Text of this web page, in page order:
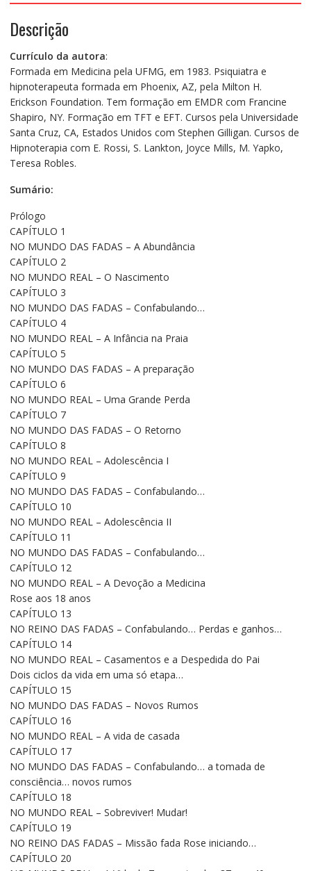
Rose
quantidade
Descrição
Currículo da autora:
Formada em Medicina pela UFMG, em 1983. Psiquiatra e
hipnoterapeuta formada em Phoenix, AZ, pela Milton H.
Erickson Foundation. Tem formação em EMDR com Francine
Shapiro, NY. Formação em TFT e EFT. Cursos pela Universidade
Santa Cruz, CA, Estados Unidos com Stephen Gilligan. Cursos de
Hipnoterapia com E. Rossi, S. Lankton, Joyce Mills, M. Yapko,
Teresa Robles.
Sumário:
Prólogo
CAPÍTULO 1
NO MUNDO DAS FADAS – A Abundância
CAPÍTULO 2
NO MUNDO REAL – O Nascimento
CAPÍTULO 3
NO MUNDO DAS FADAS – Confabulando…
CAPÍTULO 4
NO MUNDO REAL – A Infância na Praia
CAPÍTULO 5
NO MUNDO DAS FADAS – A preparação
CAPÍTULO 6
NO MUNDO REAL – Uma Grande Perda
CAPÍTULO 7
NO MUNDO DAS FADAS – O Retorno
CAPÍTULO 8
NO MUNDO REAL – Adolescência I
CAPÍTULO 9
NO MUNDO DAS FADAS – Confabulando…
CAPÍTULO 10
NO MUNDO REAL – Adolescência II
CAPÍTULO 11
NO MUNDO DAS FADAS – Confabulando…
CAPÍTULO 12
NO MUNDO REAL – A Devoção a Medicina
Rose aos 18 anos
CAPÍTULO 13
NO REINO DAS FADAS – Confabulando… Perdas e ganhos…
CAPÍTULO 14
NO MUNDO REAL – Casamentos e a Despedida do Pai
Dois ciclos da vida em uma só etapa…
CAPÍTULO 15
NO MUNDO DAS FADAS – Novos Rumos
CAPÍTULO 16
NO MUNDO REAL – A vida de casada
CAPÍTULO 17
NO MUNDO DAS FADAS – Confabulando… a tomada de
consciência… novos rumos
CAPÍTULO 18
NO MUNDO REAL – Sobreviver! Mudar!
CAPÍTULO 19
NO REINO DAS FADAS – Missão fada Rose iniciando…
CAPÍTULO 20